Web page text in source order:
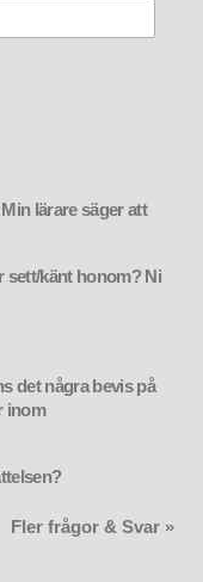
lärare säger att
sett/känt honom? Ni
det några bevis på
inom
Fler frågor & Svar »